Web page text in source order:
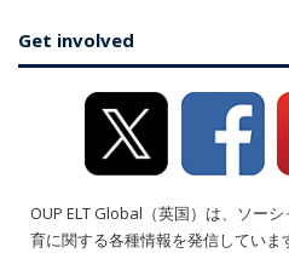
Get involved
OUP ELT Global（英国）は、ソー
育に関する各種情報を発信していま